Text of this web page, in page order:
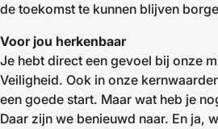
de toekomst te kunnen blijven
Voor jou herkenbaar
Je hebt direct een gevoel bij onze
Veiligheid. Ook in onze
een goede start. Maar wat heb je
Daar zijn we benieuwd naar. En ja,